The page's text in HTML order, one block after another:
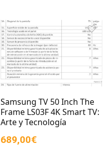
Samsung TV 50 Inch The
Frame LS03F 4K Smart TV:
Arte y Tecnología
689,00€